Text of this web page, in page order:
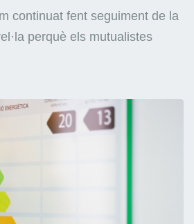
continuat fent seguiment de la
perquè els mutualistes